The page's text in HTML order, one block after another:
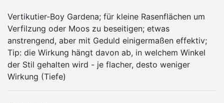
Vertikutier-Boy Gardena; für kleine Rasenflächen um
Verfilzung oder Moos zu beseitigen; etwas
anstrengend, aber mit Geduld einigermaßen effektiv;
Tip: die Wirkung hängt davon ab, in welchem Winkel
der Stil gehalten wird - je flacher, desto weniger
Wirkung (Tiefe)